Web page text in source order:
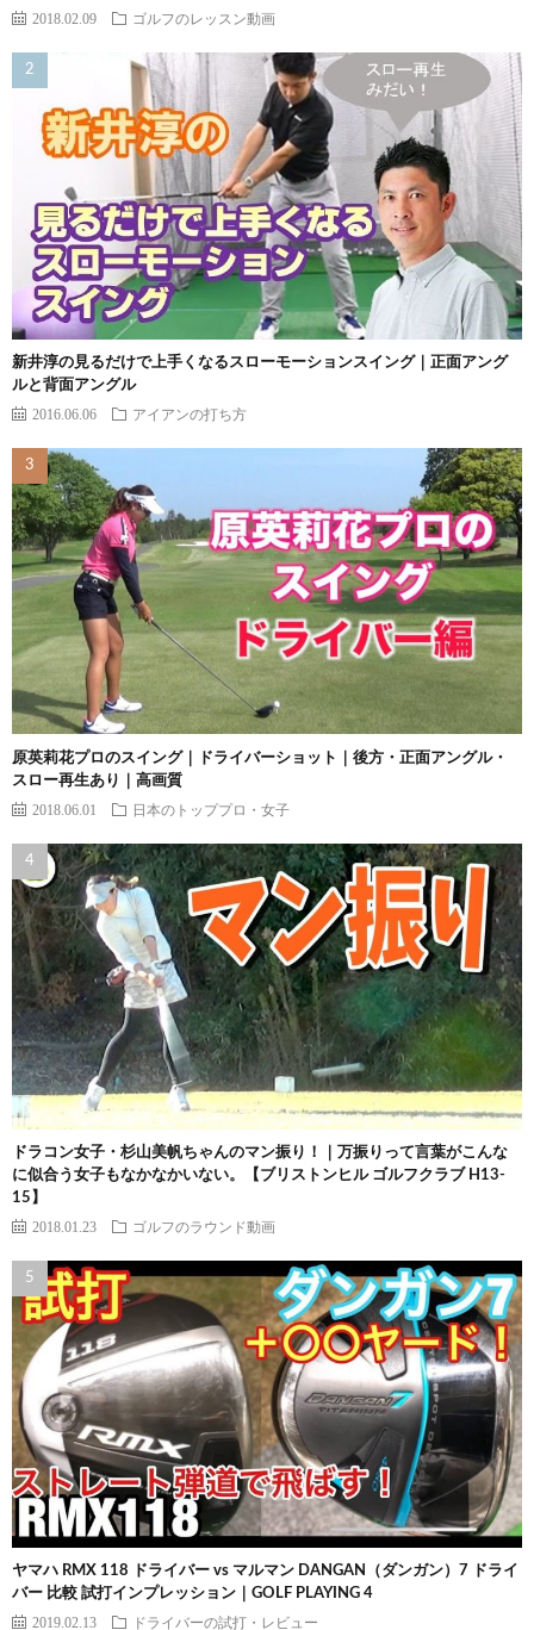
2018.02.09 ゴルフのレッスン動画
新井淳の見るだけで上手くなるスローモーションスイング｜正面アング
ルと背面アングル
2016.06.06 アイアンの打ち方
原英莉花プロのスイング｜ドライバーショット｜後方・正面アングル・
スロー再生あり｜高画質
2018.06.01 日本のトッププロ・女子
ドラコン女子・杉山美帆ちゃんのマン振り！｜万振りって言葉がこんな
に似合う女子もなかなかいない。【ブリストンヒル ゴルフクラブ H13-
15】
2018.01.23 ゴルフのラウンド動画
ヤマハ RMX 118 ドライバー vs マルマン DANGAN（ダンガン）7 ドライ
バー 比較 試打インプレッション｜GOLF PLAYING 4
2019.02.13 ドライバーの試打・レビュー